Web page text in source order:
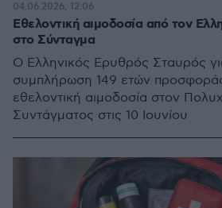
Εθελοντική αιμοδοσία από τον
στο Σύνταγμα
Ο Ελληνικός Ερυθρός Σταυρός
συμπλήρωση 149 ετών
εθελοντική αιμοδοσία στον
Συντάγματος στις 10 Ιουνίου
04.06.2026, 12:06